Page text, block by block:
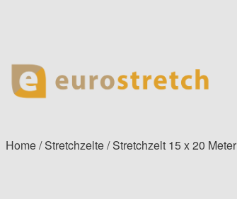
Home/Stretchzelte/ Stretchzelt 15 x 20 Meter